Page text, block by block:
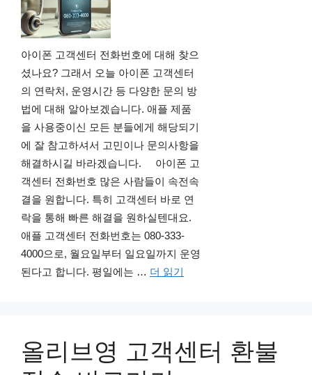
아이폰 고객센터 전화번호에 대해 찾으
셨나요? 그래서 오늘 아이폰 고객센터
의 연락처, 운영시간 등 다양한 문의 방
법에 대해 알아보겠습니다. 애플 제품
을 사용중이신 모든 분들에게 해당되기
에 잘 참고하셔서 고민이나 문의사항을
해결하시길 바라겠습니다. 아이폰 고
객센터 전화번호 많은 사람들이 속전속
결을 원합니다. 특히 고객센터 바로 연
락을 통해 빠른 해결을 원하실텐대요.
애플 고객센터 전화번호는 080-333-
4000으로, 월요일부터 일요일까지 운영
된다고 합니다. 평일에는 … 더 읽기
올리브영 고객센터 환불